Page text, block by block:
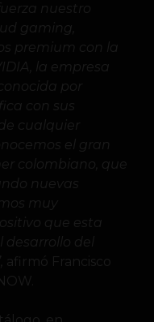
nuestro
gaming,
premium con la
la empresa
por
con sus
cualquier
el gran
colombiano, que
nuevas
muy
que esta
desarrollo del
afirmó Francisco